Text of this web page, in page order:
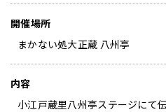
開催場所
まかない処大正蔵 八州亭
内容
小江戸蔵里八州亭ステージにて